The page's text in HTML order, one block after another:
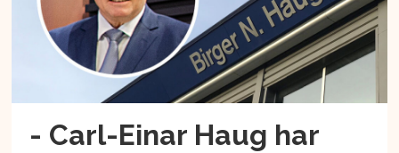
- Carl-Einar Haug har